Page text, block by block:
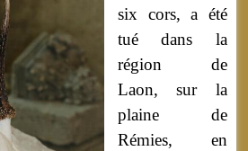
six cors, a été
tué dans la
région de
Laon, sur la
plaine de
Rémies, en